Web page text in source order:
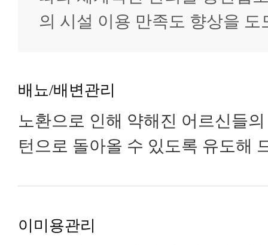
의 시설 이용 만족도 향상을 도
배뇨/배변관리
노환으로 인해 약해진 어르신들
턴으로 돌아올 수 있도록 유도해
이미용관리